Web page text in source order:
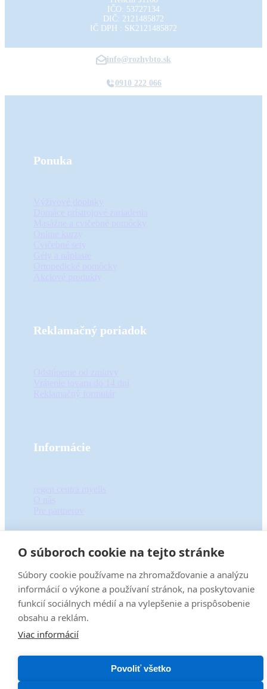
IČO: 53727134
DIČ: 2121485872
IČ DPH : SK2121485872
info@rozhybto.sk
0910 222 066
Ponuka
Reklamačný poriadok
Informácie
Ochrana osobných údajov Obchodné podmienky
2026©ROZHÝB TO, s.r.o|prevádzkované eshop systémom Grandus od
spoločnosti
For Best Clients, s.r.o.
O súboroch cookie na tejto stránke
Súbory cookie používame na zhromažďovanie a analýzu
informácií o výkone a používaní stránok, na poskytovanie
funkcií sociálnych médií a na vylepšenie a prispôsobenie
obsahu a reklám.
Viac informácií
Povoliť všetko